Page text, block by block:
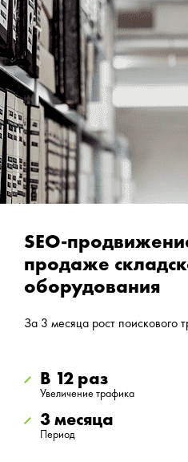
SEO-
продаже
оборудования
За 3 месяца рост поискового
В 12 раз
Увеличение трафика
3 месяца
Период